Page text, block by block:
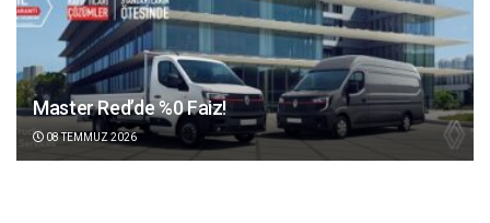
Master Red’de %0 Faiz!
08 TEMMUZ 2026